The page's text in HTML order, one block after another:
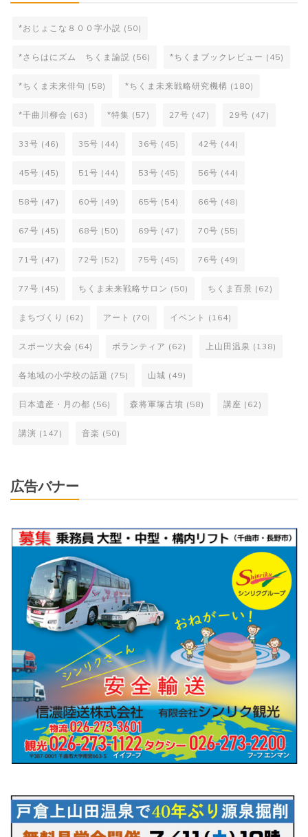
*おじょこな８００字小説 (50)
*さらはにズム ちくま論説 (56) *ちくまブックレビュー (45)
*ちくま未来俳句 (58) *ちくま未来戦略研究機構 (180)
*千曲川柳会 (63) *特集 (57) 27号 (47) 29号 (47)
33号 (46) 35号 (44) 36号 (45) 42号 (44)
45号 (45) 51号 (44) 53号 (45) 56号 (44)
58号 (47) 60号 (49) 65号 (54) 66号 (48)
67号 (45) 68号 (50) 69号 (47) 70号 (55)
71号 (47) 72号 (52) 75号 (45) 76号 (49)
77号 (45) ちくま未来戦略サロン (50) ちくま百景 (62)
まちづくり (62) アート (70) イベント (164)
スポーツ大会 (64) ボランティア (62) 上山田温泉 (138)
各地域の小学校の話題 (75) 山城 (49)
日本遺産・月の都 (56) 森将軍塚古墳 (58) 講座 (62)
講演 (147) 音楽 (50)
広告バナー